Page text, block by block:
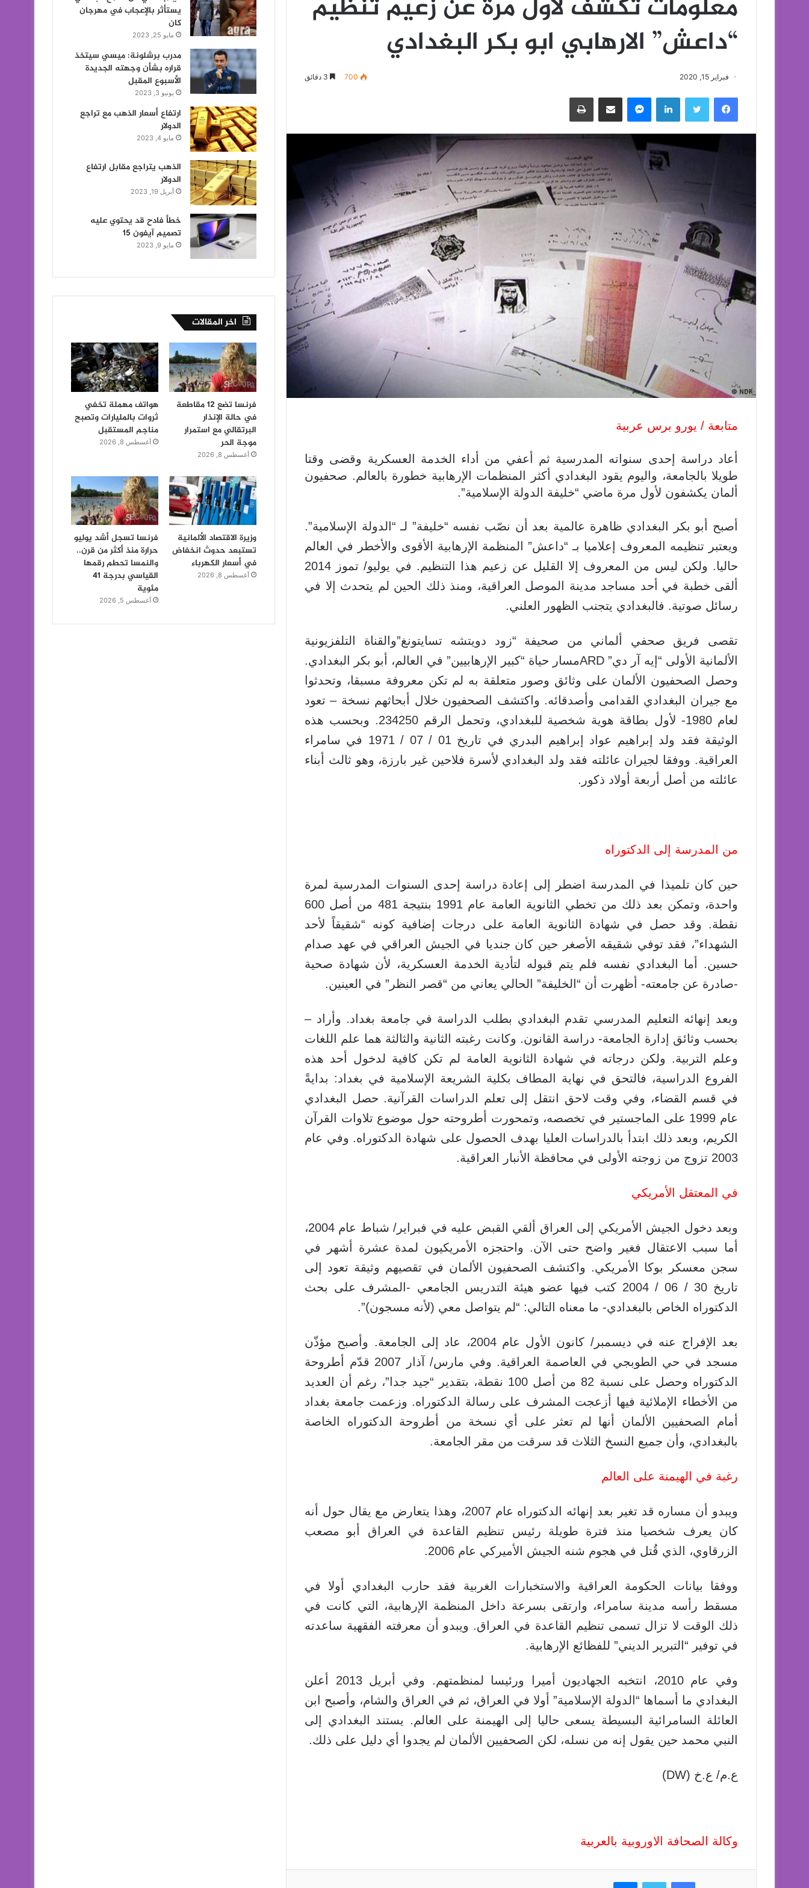
معلومات تُكشف لأول مرة عن زعيم تنظيم
“داعش” الارهابي ابو بكر البغدادي
فبراير 15, 2020 700
فيسبوك تويتر لينكدإن ماسنجر مشاركة عبر البريد طباعة
متابعة / يورو برس عربية
أعاد دراسة إحدى سنواته المدرسية ثم أعفي من أداء الخدمة العسكرية وقضى وقتا
طويلا بالجامعة، واليوم يقود البغدادي أكثر المنظمات الإرهابية خطورة بالعالم. صحفيون
ألمان يكشفون لأول مرة ماضي “خليفة الدولة الإسلامية”.
أصبح أبو بكر البغدادي ظاهرة عالمية بعد أن نصّب نفسه “خليفة” لـ “الدولة الإسلامية”.
ويعتبر تنظيمه المعروف إعلاميا بـ “داعش” المنظمة الإرهابية الأقوى والأخطر في العالم
حاليا. ولكن ليس من المعروف إلا القليل عن زعيم هذا التنظيم. في يوليو/ تموز 2014
ألقى خطبة في أحد مساجد مدينة الموصل العراقية، ومنذ ذلك الحين لم يتحدث إلا في
رسائل صوتية. فالبغدادي يتجنب الظهور العلني.
تقصى فريق صحفي ألماني من صحيفة “زود دويتشه تسايتونغ”والقناة التلفزيونية
الألمانية الأولى “إيه آر دي” ARDمسار حياة “كبير الإرهابيين” في العالم، أبو بكر البغدادي.
وحصل الصحفيون الألمان على وثائق وصور متعلقة به لم تكن معروفة مسبقا، وتحدثوا
مع جيران البغدادي القدامى وأصدقائه. واكتشف الصحفيون خلال أبحاثهم نسخة – تعود
لعام 1980- لأول بطاقة هوية شخصية للبغدادي، وتحمل الرقم 234250. وبحسب هذه
الوثيقة فقد ولد إبراهيم عواد إبراهيم البدري في تاريخ 01 / 07 / 1971 في سامراء
العراقية. ووفقا لجيران عائلته فقد ولد البغدادي لأسرة فلاحين غير بارزة، وهو ثالث أبناء
عائلته من أصل أربعة أولاد ذكور.
من المدرسة إلى الدكتوراه
حين كان تلميذا في المدرسة اضطر إلى إعادة دراسة إحدى السنوات المدرسية لمرة
واحدة، وتمكن بعد ذلك من تخطي الثانوية العامة عام 1991 بنتيجة 481 من أصل 600
نقطة. وقد حصل في شهادة الثانوية العامة على درجات إضافية كونه “شقيقاً لأحد
الشهداء”، فقد توفي شقيقه الأصغر حين كان جنديا في الجيش العراقي في عهد صدام
حسين. أما البغدادي نفسه فلم يتم قبوله لتأدية الخدمة العسكرية، لأن شهادة صحية
-صادرة عن جامعته- أظهرت أن “الخليفة” الحالي يعاني من “قصر النظر” في العينين.
وبعد إنهائه التعليم المدرسي تقدم البغدادي بطلب الدراسة في جامعة بغداد. وأراد –
بحسب وثائق إدارة الجامعة- دراسة القانون. وكانت رغبته الثانية والثالثة هما علم اللغات
وعلم التربية. ولكن درجاته في شهادة الثانوية العامة لم تكن كافية لدخول أحد هذه
الفروع الدراسية، فالتحق في نهاية المطاف بكلية الشريعة الإسلامية في بغداد: بدايةً
في قسم القضاء، وفي وقت لاحق انتقل إلى تعلم الدراسات القرآنية. حصل البغدادي
عام 1999 على الماجستير في تخصصه، وتمحورت أطروحته حول موضوع تلاوات القرآن
الكريم، وبعد ذلك ابتدأ بالدراسات العليا بهدف الحصول على شهادة الدكتوراه. وفي عام
2003 تزوج من زوجته الأولى في محافظة الأنبار العراقية.
في المعتقل الأمريكي
وبعد دخول الجيش الأمريكي إلى العراق ألقي القبض عليه في فبراير/ شباط عام 2004،
أما سبب الاعتقال فغير واضح حتى الآن. واحتجزه الأمريكيون لمدة عشرة أشهر في
سجن معسكر بوكا الأمريكي. واكتشف الصحفيون الألمان في تقصيهم وثيقة تعود إلى
تاريخ 30 / 06 / 2004 كتب فيها عضو هيئة التدريس الجامعي -المشرف على بحث
الدكتوراه الخاص بالبغدادي- ما معناه التالي: “لم يتواصل معي (لأنه مسجون)”.
بعد الإفراج عنه في ديسمبر/ كانون الأول عام 2004، عاد إلى الجامعة. وأصبح مؤذّن
مسجد في حي الطوبجي في العاصمة العراقية. وفي مارس/ آذار 2007 قدّم أطروحة
الدكتوراه وحصل على نسبة 82 من أصل 100 نقطة، بتقدير “جيد جدا”، رغم أن العديد
من الأخطاء الإملائية فيها أزعجت المشرف على رسالة الدكتوراه. وزعمت جامعة بغداد
أمام الصحفيين الألمان أنها لم تعثر على أي نسخة من أطروحة الدكتوراه الخاصة
بالبغدادي، وأن جميع النسخ الثلاث قد سرقت من مقر الجامعة.
رغبة في الهيمنة على العالم
ويبدو أن مساره قد تغير بعد إنهائه الدكتوراه عام 2007، وهذا يتعارض مع يقال حول أنه
كان يعرف شخصيا منذ فترة طويلة رئيس تنظيم القاعدة في العراق أبو مصعب
الزرقاوي، الذي قُتل في هجوم شنه الجيش الأميركي عام 2006.
ووفقا بيانات الحكومة العراقية والاستخبارات الغربية فقد حارب البغدادي أولا في
مسقط رأسه مدينة سامراء، وارتقى بسرعة داخل المنظمة الإرهابية، التي كانت في
ذلك الوقت لا تزال تسمى تنظيم القاعدة في العراق. ويبدو أن معرفته الفقهية ساعدته
في توفير “التبرير الديني” للفظائع الإرهابية.
وفي عام 2010، انتخبه الجهاديون أميرا ورئيسا لمنظمتهم. وفي أبريل 2013 أعلن
البغدادي ما أسماها “الدولة الإسلامية” أولا في العراق، ثم في العراق والشام، وأصبح ابن
العائلة السامرائية البسيطة يسعى حاليا إلى الهيمنة على العالم. يستند البغدادي إلى
النبي محمد حين يقول إنه من نسله، لكن الصحفيين الألمان لم يجدوا أي دليل على ذلك.
ع.م/ ع.خ (DW
)
وكالة الصحافة الاوروبية بالعربية
فيسبوك تويتر ماسنجر
يستأثر بالإعجاب في مهرجان
كان
مايو 25, 2023
مدرب برشلونة: ميسي سيتخذ
قراره بشأن وجهته الجديدة
الأسبوع المقبل
يونيو 3, 2023
ارتفاع أسعار الذهب مع تراجع
الدولار
مايو 4, 2023
الذهب يتراجع مقابل ارتفاع
الدولار
أبريل 19, 2023
خطأ فادح قد يحتوي عليه
تصميم آيفون 15
مايو 9, 2023
اخر المقالات
فرنسا تضع 12 مقاطعة
في حالة الإنذار
البرتقالي مع استمرار
موجة الحر
أغسطس 8, 2026
هواتف مهملة تخفي
ثروات بالمليارات وتصبح
مناجم المستقبل
أغسطس 8, 2026
وزيرة الاقتصاد الألمانية
تستبعد حدوث انخفاض
في أسعار الكهرباء
أغسطس 8, 2026
فرنسا تسجل أشد يوليو
حرارة منذ أكثر من قرن..
والنمسا تحطم رقمها
القياسي بدرجة 41
مئوية
أغسطس 5, 2026